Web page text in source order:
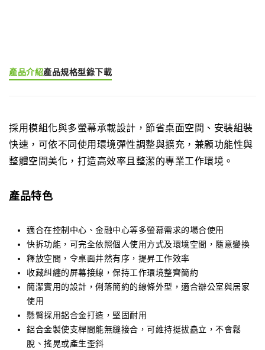
產品介紹產品規格型錄下載
採用模組化與多螢幕承載設計，節省桌面空間、安裝組裝
快速，可依不同使用環境彈性調整與擴充，兼顧功能性與
整體空間美化，打造高效率且整潔的專業工作環境。
產品特色
適合在控制中心、金融中心等多螢幕需求的場合使用
快拆功能，可完全依照個人使用方式及環境空間，隨意變換
釋放空間，令桌面井然有序，提昇工作效率
收藏糾纏的屏幕接線，保持工作環境整齊簡約
簡潔實用的設計，俐落簡約的線條外型，適合辦公室與居家
使用
懸臂採用鋁合金打造，堅固耐用
鋁合金製使支桿間能無縫接合，可維持挺拔矗立，不會鬆
脫、搖晃或產生歪斜